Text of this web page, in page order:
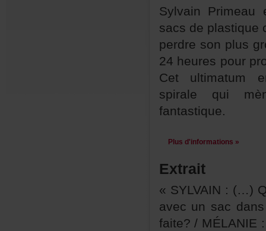
fantastique.
Plusd'informations»
Extrait
faite?/